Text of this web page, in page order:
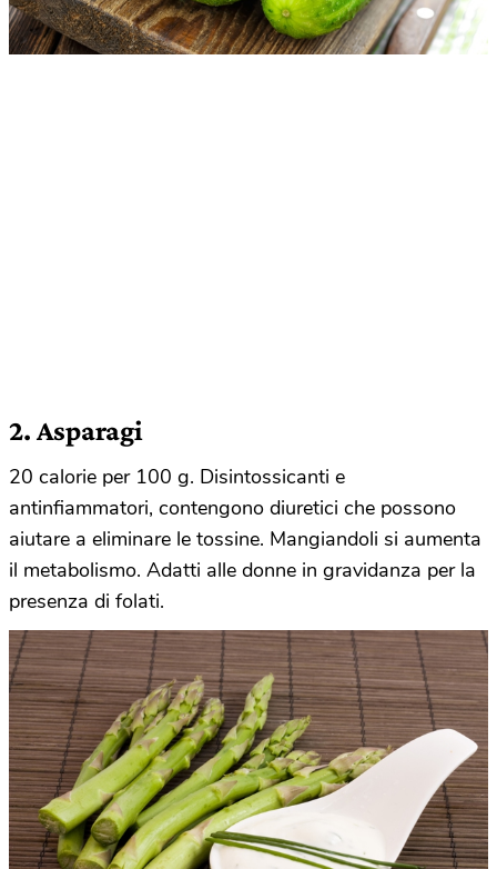
2. Asparagi
20 calorie per 100 g. Disintossicanti e
antinfiammatori, contengono diuretici che possono
aiutare a eliminare le tossine. Mangiandoli si aumenta
il metabolismo. Adatti alle donne in gravidanza per la
presenza di folati.